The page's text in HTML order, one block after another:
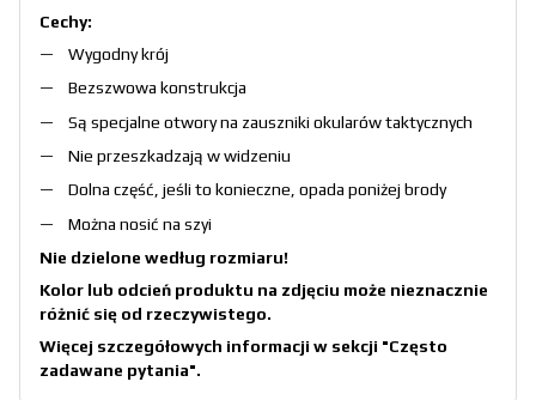
Cechy:
Wygodny krój
Bezszwowa konstrukcja
Są specjalne otwory na zauszniki okularów taktycznych
Nie przeszkadzają w widzeniu
Dolna część, jeśli to konieczne, opada poniżej brody
Można nosić na szyi
Nie dzielone według rozmiaru!
Kolor lub odcień produktu na zdjęciu może nieznacznie
różnić się od rzeczywistego.
Więcej szczegółowych informacji w sekcji "Często
zadawane pytania".